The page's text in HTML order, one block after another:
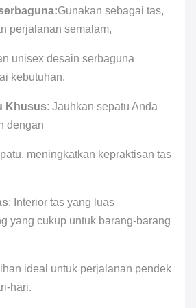
Gunakan sebagai tas,
perjalanan semalam,
unisex desain serbaguna
kebutuhan.
Khusus: Jauhkan sepatu Anda
dengan
meningkatkan kepraktisan tas
: Interior tas yang luas
yang cukup untuk barang-barang
ideal untuk perjalanan pendek
hari.